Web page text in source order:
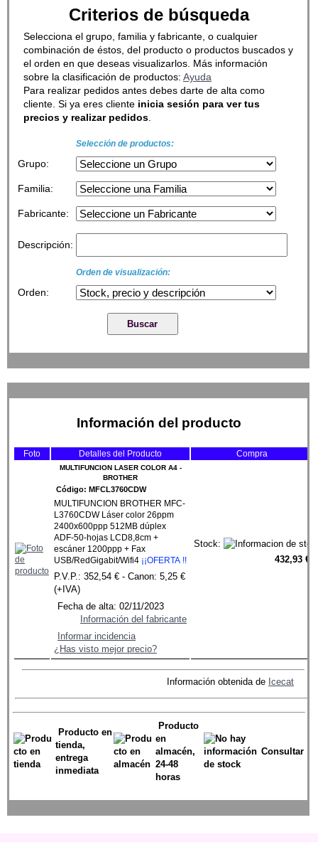
Criterios de búsqueda
Selecciona el grupo, familia y fabricante, o cualquier
combinación de éstos, del producto o productos buscados y
el orden en que deseas visualizarlos. Más información
sobre la clasificación de productos: Ayuda
Para realizar pedidos antes debes darte de alta como
cliente. Si ya eres cliente inicia sesión para ver tus
precios y realizar pedidos.
Selección de productos:
Grupo:
Familia:
Fabricante:
Descripción:
Orden de visualización:
Orden:
Información del producto
Foto Detalles del Producto Compra
MULTIFUNCION LASER COLOR A4 -
BROTHER
Código: MFCL3760CDW
MULTIFUNCION BROTHER MFC-
L3760CDW Láser color 26ppm
2400x600ppp 512MB dúplex
ADF-50-hojas LCD8,8cm +
escáner 1200ppp + Fax
USB/RedGigabit/Wifi4 ¡¡OFERTA !!
P.V.P.: 352,54 € - Canon: 5,25 €
(+IVA)
Fecha de alta: 02/11/2023
Información del fabricante
Informar incidencia
¿Has visto mejor precio?
Stock:
432,93 €
Información obtenida de Icecat
Producto en
tienda,
entrega
inmediata
Producto
en
almacén,
24-48
horas
Consultar